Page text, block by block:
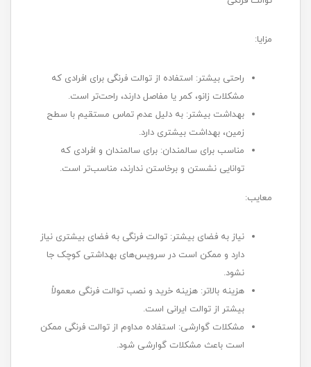
مزایا:
راحتی بیشتر: استفاده از توالت فرنگی برای افرادی که
مشکلات زانو، کمر یا مفاصل دارند، راحت‌تر است.
بهداشت بیشتر: به دلیل عدم تماس مستقیم با سطح
زمین، بهداشت بیشتری دارد.
مناسب برای سالمندان: برای سالمندان و افرادی که
توانایی نشستن و برخاستن ندارند، مناسب‌تر است.
معایب:
نیاز به فضای بیشتر: توالت فرنگی به فضای بیشتری نیاز
دارد و ممکن است در سرویس‌های بهداشتی کوچک جا
نشود.
هزینه بالاتر: هزینه خرید و نصب توالت فرنگی معمولاً
بیشتر از توالت ایرانی است.
مشکلات گوارشی: استفاده مداوم از توالت فرنگی ممکن
است باعث مشکلات گوارشی شود.